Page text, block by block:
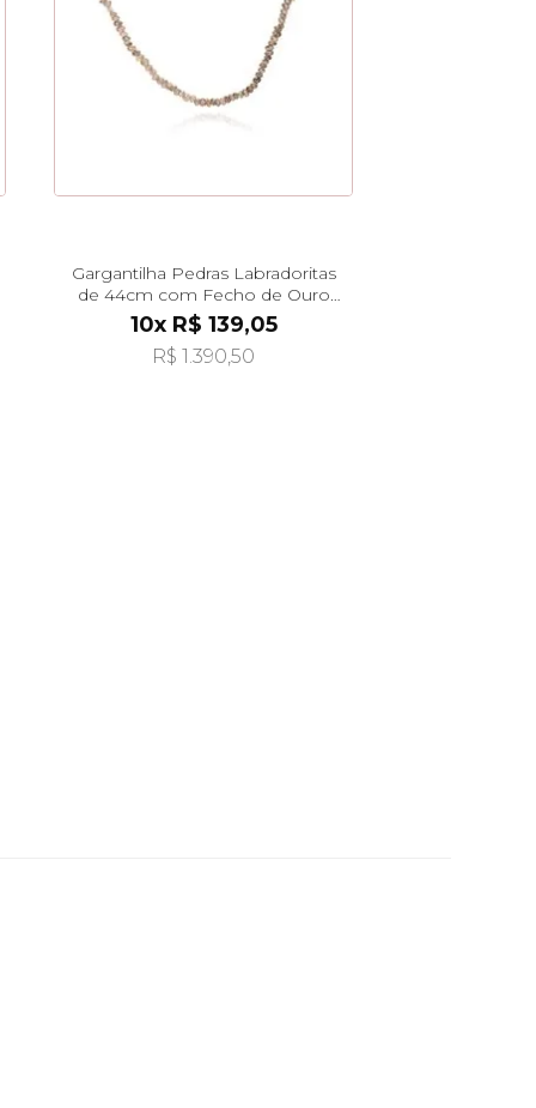
Gargantilha Pedras Labradoritas
de 44cm com Fecho de Ouro
18k ga08578
10x R$ 139,05
R$ 1.390,50